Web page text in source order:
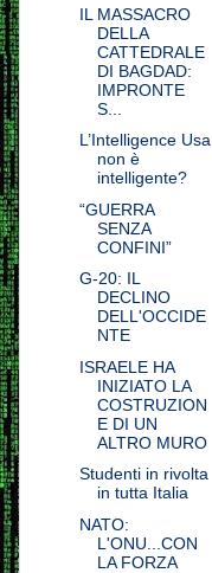
IL MASSACRO
DELLA
CATTEDRALE
DI BAGDAD:
IMPRONTE
S...
L’Intelligence Usa
non è
intelligente?
“GUERRA
SENZA
CONFINI”
G-20: IL
DECLINO
DELL'OCCIDE
NTE
ISRAELE HA
INIZIATO LA
COSTRUZION
E DI UN
ALTRO MURO
Studenti in rivolta
in tutta Italia
NATO:
L'ONU...CON
LA FORZA